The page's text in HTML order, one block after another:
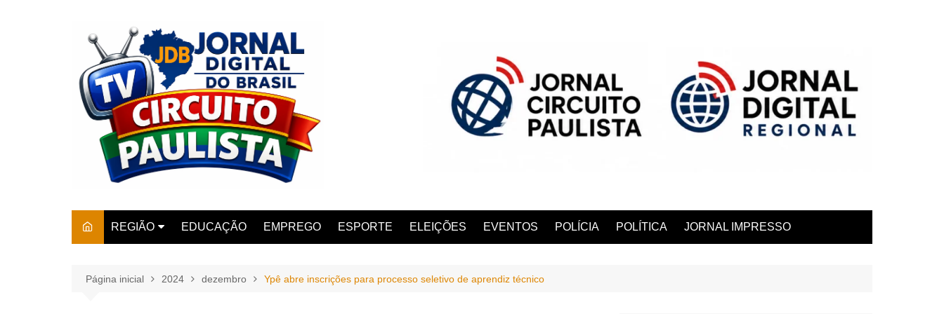
REGIÃO
AMPARO
EDUCAÇÃO EMPREGO ESPORTE ELEIÇÕES EVENTOS POLÍCIA POLÍTICA JORNAL IMPRESSO
Página inicial 2024 dezembro Ypê abre inscrições para processo seletivo de aprendiz técnico